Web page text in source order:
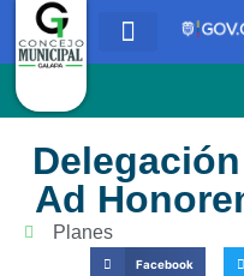
Ad
Planes
Facebook